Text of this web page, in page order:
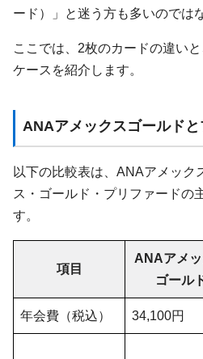
ード）」と迷う方も多いのでは
ここでは、2枚のカードの違い
ケースを紹介します。
ANAアメックスゴールド
以下の比較表は、ANAアメック
ス・ゴールド・プリファードの
す。
項目
ANAアメ
ゴール
年会費（税込） 34,100円